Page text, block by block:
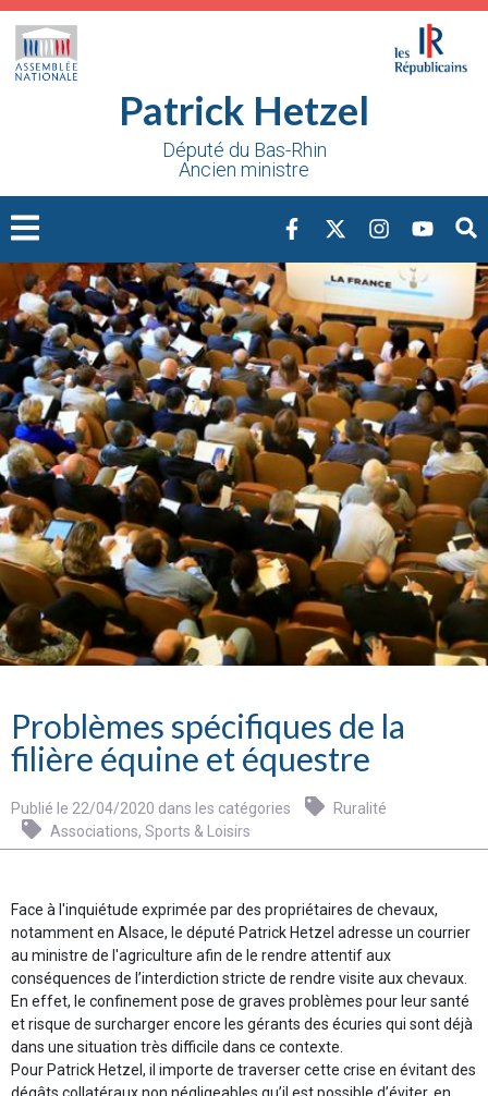
Patrick Hetzel
Député du Bas-Rhin
Ancien ministre
Problèmes spécifiques de la
filière équine et équestre
Publié le 22/04/2020 dans les catégories
Ruralité
Associations, Sports & Loisirs
Face à l'inquiétude exprimée par des propriétaires de chevaux,
notamment en Alsace, le député Patrick Hetzel adresse un courrier
au ministre de l'agriculture afin de le rendre attentif aux
conséquences de l’interdiction stricte de rendre visite aux chevaux.
En effet, le confinement pose de graves problèmes pour leur santé
et risque de surcharger encore les gérants des écuries qui sont déjà
dans une situation très difficile dans ce contexte.
Pour Patrick Hetzel, il importe de traverser cette crise en évitant des
Cookies management panel